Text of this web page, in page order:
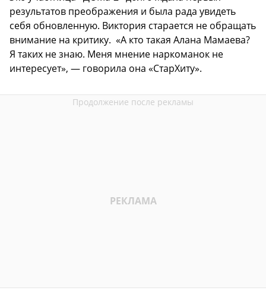
результатов преображения и была рада увидеть
себя обновленную. Виктория старается не обращать
внимание на критику. «А кто такая Алана Мамаева?
Я таких не знаю. Меня мнение наркоманок не
интересует», — говорила она «СтарХиту».